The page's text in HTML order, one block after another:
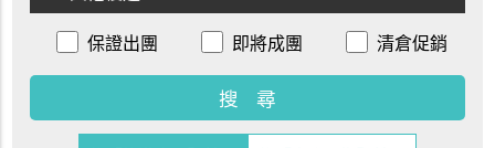
保證出團 即將成團 清倉促銷